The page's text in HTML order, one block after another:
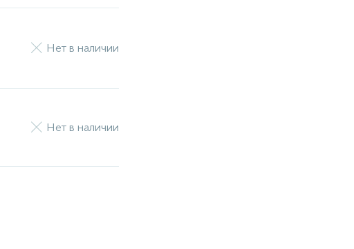
Нет в наличии
Нет в наличии